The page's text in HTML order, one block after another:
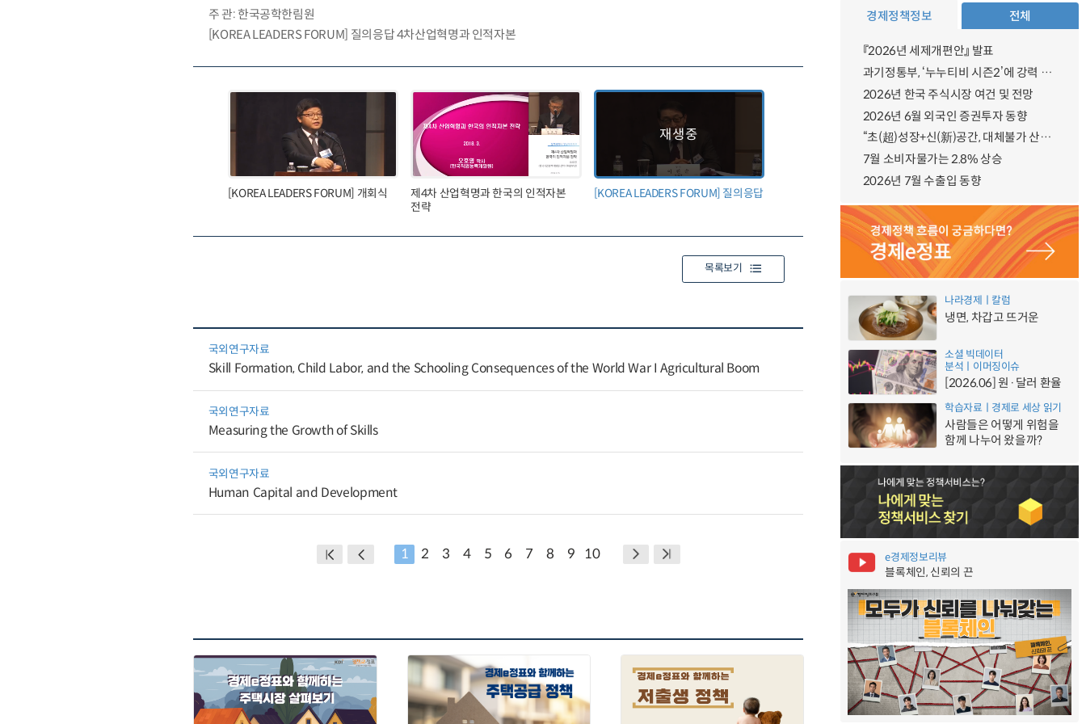
주 관: 한국공학한림원
[KOREA LEADERS FORUM] 질의응답 4차산업혁명과 인적자본
[KOREA LEADERS FORUM] 개회식
제4차 산업혁명과 한국의 인적자본
전략
[KOREA LEADERS FORUM] 질의응답
목록보기
국외연구자료
Skill Formation, Child Labor, and the Schooling Consequences of the World War I Agricultural Boom
국외연구자료
Measuring the Growth of Skills
국외연구자료
Human Capital and Development
1 2 3 4 5 6 7 8 9 10
경제정책정보 전체
『2026년 세제개편안』 발표
과기정통부, ‘누누티비 시즌2’에 강력 대응 의지 밝혀
2026년 한국 주식시장 여건 및 전망
2026년 6월 외국인 증권투자 동향
“초(超)성장+신(新)공간, 대체불가 산업강국”
7월 소비자물가는 2.8% 상승
2026년 7월 수출입 동향
나라경제ㅣ칼럼
냉면, 차갑고 뜨거운
소셜 빅데이터
분석ㅣ이머징이슈
[2026.06] 원·달러 환율
학습자료ㅣ경제로 세상 읽기
사람들은 어떻게 위험을
함께 나누어 왔을까?
e경제정보리뷰
블록체인, 신뢰의 끈